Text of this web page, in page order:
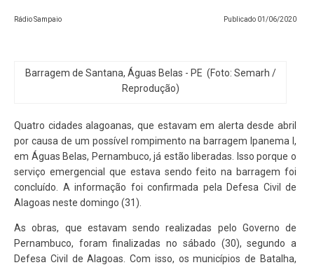
Rádio Sampaio Publicado 01/06/2020
Barragem de Santana, Águas Belas - PE (Foto: Semarh /
Reprodução)
Quatro cidades alagoanas, que estavam em alerta desde abril
por causa de um possível rompimento na barragem Ipanema I,
em Águas Belas, Pernambuco, já estão liberadas. Isso porque o
serviço emergencial que estava sendo feito na barragem foi
concluído. A informação foi confirmada pela Defesa Civil de
Alagoas neste domingo (31).
As obras, que estavam sendo realizadas pelo Governo de
Pernambuco, foram finalizadas no sábado (30), segundo a
Defesa Civil de Alagoas. Com isso, os municípios de Batalha,